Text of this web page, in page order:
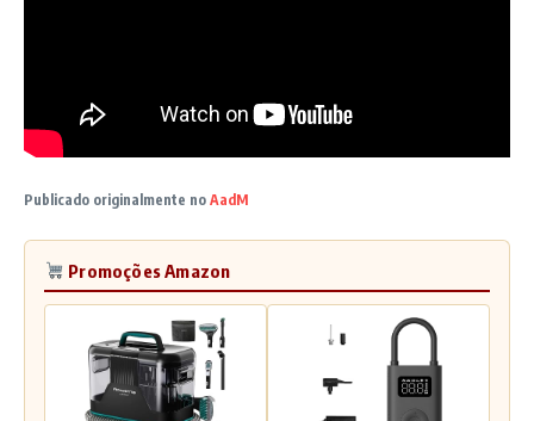
Publicado originalmente no AadM
Promoções Amazon